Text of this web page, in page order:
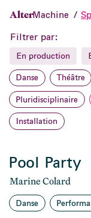
AlterMachine
Filtrer par:
En production
Danse Théâtre
Pluridisciplinaire
Installation
Pool Party
Marine Colard
Danse